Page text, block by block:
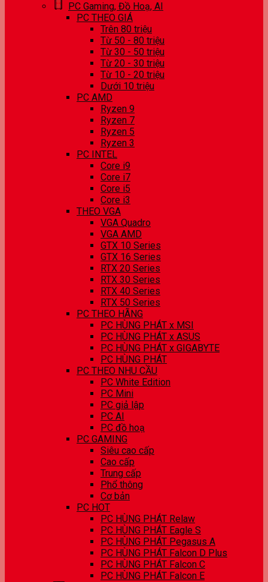
PC Gaming, Đồ Hoạ, AI
PC THEO GIÁ
Trên 80 triệu
Từ 50 - 80 triệu
Từ 30 - 50 triệu
Từ 20 - 30 triệu
Từ 10 - 20 triệu
Dưới 10 triệu
PC AMD
Ryzen 9
Ryzen 7
Ryzen 5
Ryzen 3
PC INTEL
Core i9
Core i7
Core i5
Core i3
THEO VGA
VGA Quadro
VGA AMD
GTX 10 Series
GTX 16 Series
RTX 20 Series
RTX 30 Series
RTX 40 Series
RTX 50 Series
PC THEO HÃNG
PC HÙNG PHÁT x MSI
PC HÙNG PHÁT x ASUS
PC HÙNG PHÁT x GIGABYTE
PC HÙNG PHÁT
PC THEO NHU CẦU
PC White Edition
PC Mini
PC giả lập
PC AI
PC đồ hoạ
PC GAMING
Siêu cao cấp
Cao cấp
Trung cấp
Phổ thông
Cơ bản
PC HOT
PC HÙNG PHÁT Relaw
PC HÙNG PHÁT Eagle S
PC HÙNG PHÁT Pegasus A
PC HÙNG PHÁT Falcon D Plus
PC HÙNG PHÁT Falcon C
PC HÙNG PHÁT Falcon E